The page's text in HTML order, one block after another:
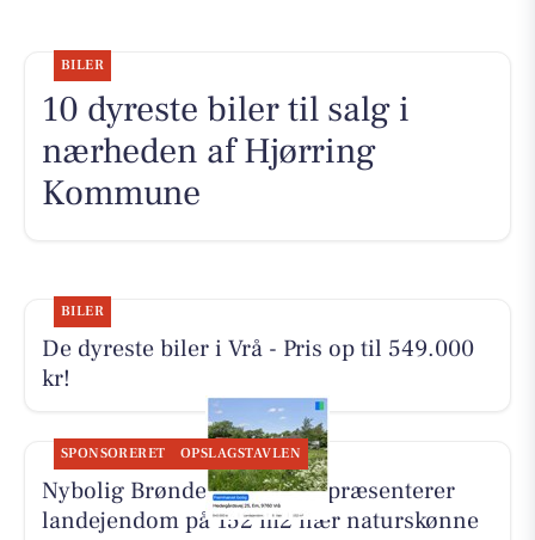
BILER
10 dyreste biler til salg i
nærheden af Hjørring
Kommune
BILER
De dyreste biler i Vrå - Pris op til 549.000
kr!
SPONSORERET OPSLAGSTAVLEN
Nybolig Brønderslev & Vrå præsenterer
landejendom på 152 m2 nær naturskønne